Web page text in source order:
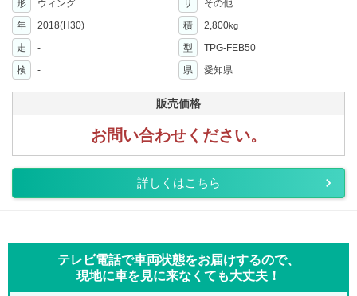
形 ウィング サ
その他
年
2018(H30) 積 2,800kg
走 - 型
TPG-FEB50
検
- 県 愛知県
販売価格
お問い合わせください。
詳しくはこちら
テレビ電話で車両状態をお届けするので、
現地に車を見に来なくても大丈夫！